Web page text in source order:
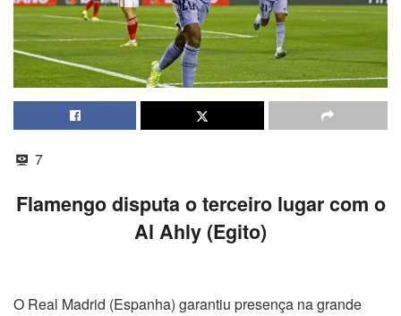
7
Flamengo disputa o terceiro lugar com o
Al Ahly (Egito)
O Real Madrid (Espanha) garantiu presença na grande